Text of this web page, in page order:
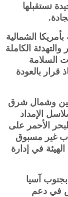
تستقبلها
الشمالية
الكاملة
السلامة
قرار بالعودة
وشمال شرق
الإمداد
البحر الأحمر على
غير مسبوق
في إدارة
آسيا
في دعم